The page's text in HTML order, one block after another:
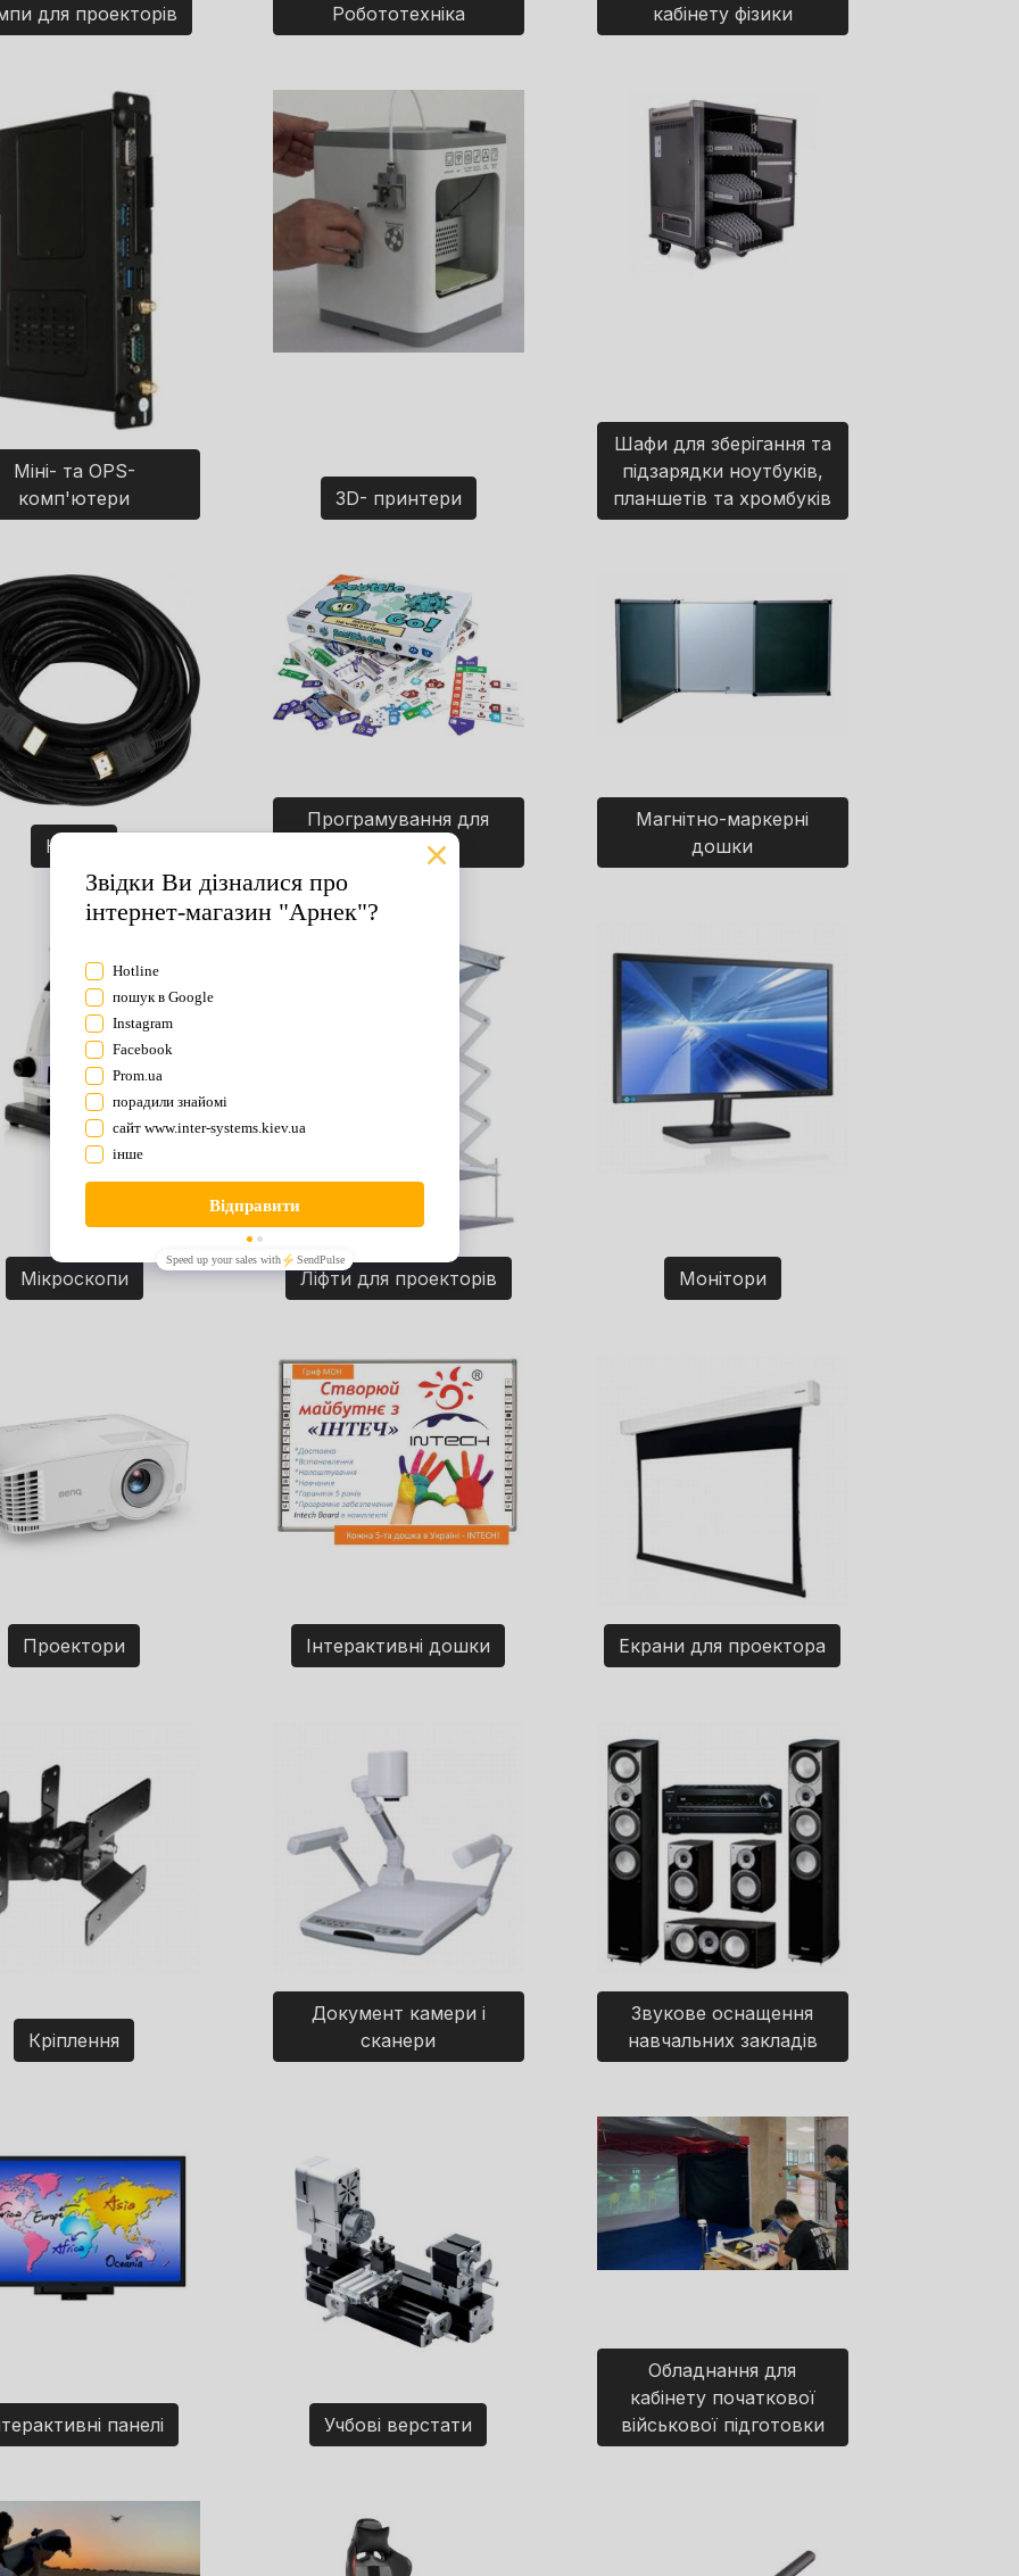
для проекторів
Робототехніка
кабінету фізики
Міні- та OPS-
комп'ютери
3D- принтери
Шафи для зберігання та
підзарядки ноутбуків,
планшетів та хромбуків
Кабелі
Програмування для
дітей. Ігри.
Магнітно-маркерні
дошки
Мікроскопи Ліфти для проекторів Монітори
Проектори Інтерактивні дошки Екрани для проектора
Кріплення
Документ камери і
сканери
Звукове оснащення
навчальних закладів
панелі Учбові верстати
Обладнання для
кабінету початкової
військової підготовки